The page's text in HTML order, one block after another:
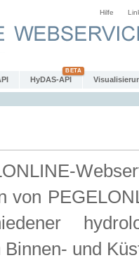
Hilfe
HyDAS-API
von
und